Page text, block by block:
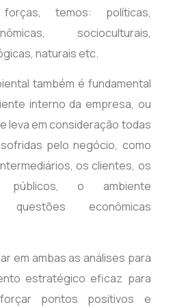
temos: políticas,
socioculturais,
naturais etc.
também é fundamental
interno da empresa, ou
leva em consideração todas
pelo negócio, como
os clientes, os
públicos, o ambiente
econômicas
em ambas as análises para
estratégico eficaz para
pontos positivos e